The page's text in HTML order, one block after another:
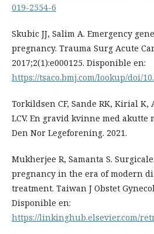
019-2554-6
Skubic JJ, Salim A. Emergency
pregnancy. Trauma Surg Acute
2017;2(1):e000125. Disponible en:
https://tsaco.bmj.com/lookup/doi/
Torkildsen CF, Sande RK, Kirial K,
LCV. En gravid kvinne med akutte
Den Nor Legeforening. 2021.
Mukherjee R, Samanta S.
pregnancy in the era of modern
treatment. Taiwan J Obstet
Disponible en:
https://linkinghub.elsevier.com/